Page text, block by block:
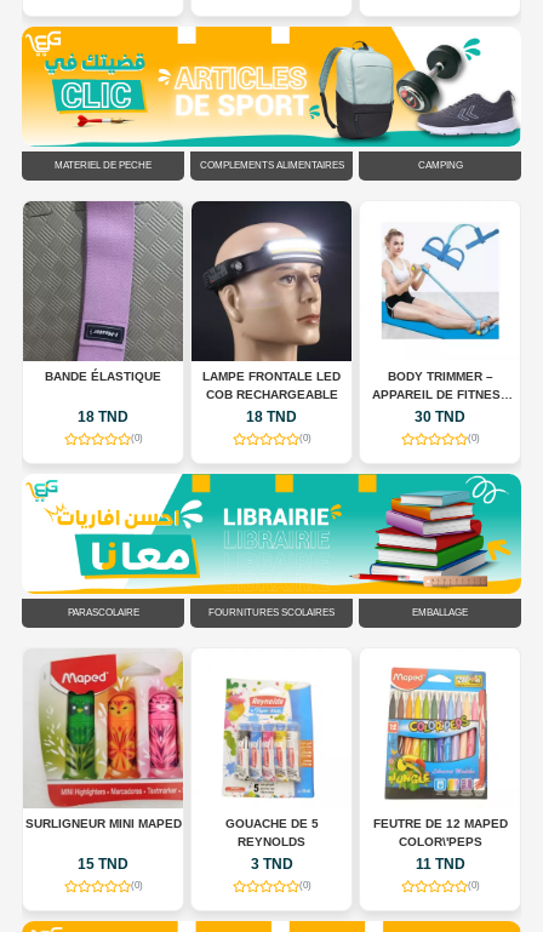
MATÉRIEL DE PÊCHE COMPLÉMENTS ALIMENTAIRES CAMPING
BANDE ÉLASTIQUE
18 TND
(0)
LAMPE FRONTALE LED
COB RECHARGEABLE
18 TND
(0)
BODY TRIMMER –
APPAREIL DE FITNESS
POUR TONIFIER LE
CORPS
30 TND
(0)
PARASCOLAIRE FOURNITURES SCOLAIRES EMBALLAGE
SURLIGNEUR MINI MAPED
15 TND
(0)
GOUACHE DE 5
REYNOLDS
3 TND
(0)
FEUTRE DE 12 MAPED
COLOR\'PEPS
11 TND
(0)